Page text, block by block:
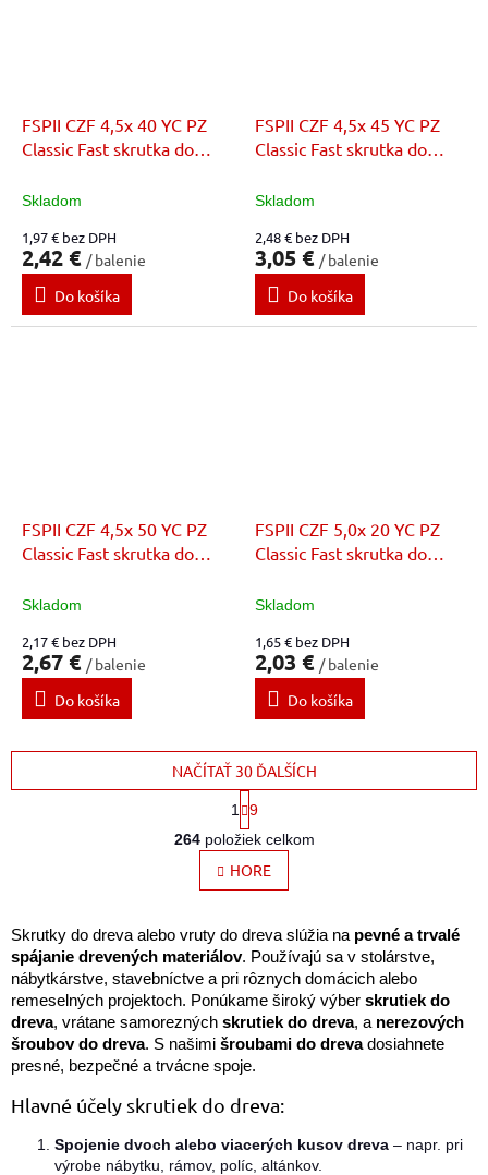
FSPII CZF 4,5x 40 YC PZ
Classic Fast skrutka do
Skladom
1,97 € bez DPH
2,42 € / balenie
Do košíka
FSPII CZF 4,5x 45 YC PZ
Classic Fast skrutka do
Skladom
2,48 € bez DPH
3,05 € / balenie
Do košíka
FSPII CZF 4,5x 50 YC PZ
Classic Fast skrutka do
Skladom
2,17 € bez DPH
2,67 € / balenie
Do košíka
FSPII CZF 5,0x 20 YC PZ
Classic Fast skrutka do
Skladom
1,65 € bez DPH
2,03 € / balenie
Do košíka
O
v
l
á
a
c
i
e
p
r
v
k
y
v
ý
p
NAČÍTAŤ 30 ĎALŠÍCH
S
t
r
á
n
k
v
a
n
i
e
1
9
264položiek celkom
HORE
Skrutky do dreva alebo vruty do dreva slúžia na pevné a trvalé
spájanie drevených materiálov. Používajú sa v stolárstve,
nábytkárstve, stavebníctve a pri rôznych domácich alebo
remeselných projektoch. Ponúkame široký výber skrutiek do
dreva, vrátane samorezných skrutiek do dreva, a nerezových
šroubov do dreva. S našimi šroubami do drevadosiahnete
presné, bezpečné a trvácne spoje.
Hlavné účely skrutiek do dreva:
Spojenie dvoch alebo viacerých kusov dreva – napr. pri
výrobe nábytku, rámov, políc, altánkov.